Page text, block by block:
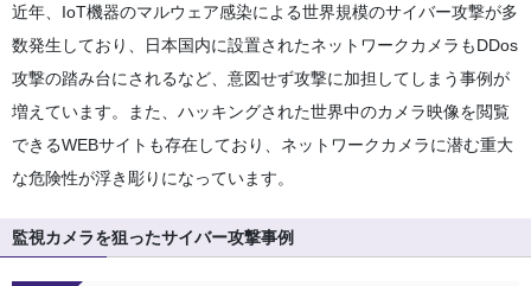
近年、IoT機器のマルウェア感染による世界規模のサイバー攻撃が多
数発生しており、日本国内に設置されたネットワークカメラもDDos
攻撃の踏み台にされるなど、意図せず攻撃に加担してしまう事例が
増えています。また、ハッキングされた世界中のカメラ映像を閲覧
できるWEBサイトも存在しており、ネットワークカメラに潜む重大
な危険性が浮き彫りになっています。
監視カメラを狙ったサイバー攻撃事例